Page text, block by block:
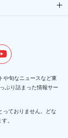
や旬なニュースなど東
ぷり詰まった情報サー
っておりません。どな
。